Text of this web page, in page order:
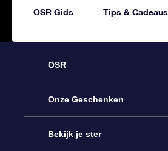
OSR Gids Tips & Cadeaus
OSR
Service
Contact
Onze Geschenken
Online Star Gift
Bekijk je ster